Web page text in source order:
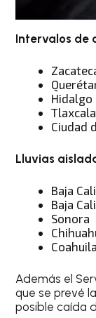
Intervalos de
Hidalgo
Tlaxcala
Ciudad
Lluvias
Baja
Baja
Sonora
Coahuila
Además el
que se prevé
posible caída